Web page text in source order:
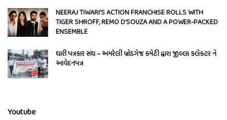
NEERAJ TIWARI’S ACTION FRANCHISE ROLLS WITH
TIGER SHROFF, REMO D’SOUZA AND A POWER-PACKED
ENSEMBLE
ધારી પત્રકાર સંઘ – અમરેલી બ્રોડગેજ કમેટી દ્વારા જીલ્લા કલેકટર ને
આવેદનપત્ર
Youtube